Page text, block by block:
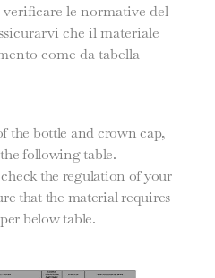
le normative del
che il materiale
come da tabella
the bottle and crown cap,
following table.
the regulation of your
that the material requires
below table.